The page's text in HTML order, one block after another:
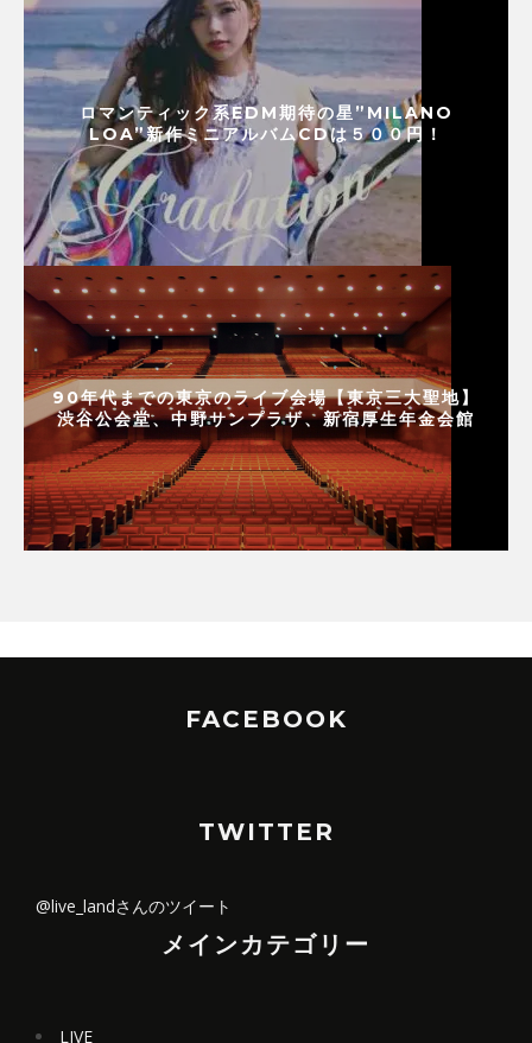
ロマンティック系EDM期待の星”MILANO
LOA”新作ミニアルバムCDは５００円！
90年代までの東京のライブ会場【東京三大聖地】
渋谷公会堂、中野サンプラザ、新宿厚生年金会館
FACEBOOK
TWITTER
@live_landさんのツイート
メインカテゴリー
LIVE